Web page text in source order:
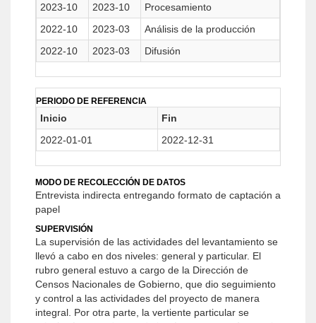
2023-10
2023-10
Procesamiento
2022-10
2023-03
Análisis de la producción
2022-10
2023-03 Difusión
PERIODO DE REFERENCIA
Inicio
Fin
2022-01-01
2022-12-31
MODO DE RECOLECCIÓN DE DATOS
Entrevista indirecta entregando formato de captación a
papel
SUPERVISIÓN
La supervisión de las actividades del levantamiento se
llevó a cabo en dos niveles: general y particular. El
rubro general estuvo a cargo de la Dirección de
Censos Nacionales de Gobierno, que dio seguimiento
y control a las actividades del proyecto de manera
integral. Por otra parte, la vertiente particular se